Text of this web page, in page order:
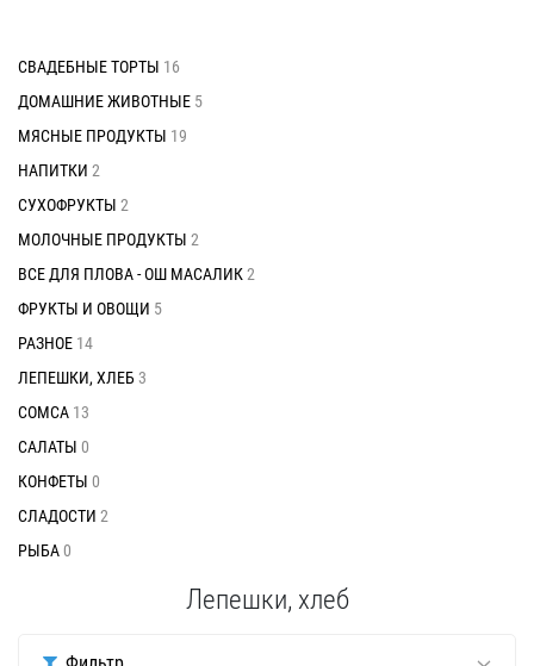
СВАДЕБНЫЕ ТОРТЫ 16
ДОМАШНИЕ ЖИВОТНЫЕ 5
МЯСНЫЕ ПРОДУКТЫ 19
НАПИТКИ 2
СУХОФРУКТЫ 2
МОЛОЧНЫЕ ПРОДУКТЫ 2
ВСЕ ДЛЯ ПЛОВА - ОШ МАСАЛИК2
ФРУКТЫ И ОВОЩИ 5
РАЗНОЕ 14
ЛЕПЕШКИ, ХЛЕБ 3
СОМСА 13
САЛАТЫ 0
КОНФЕТЫ 0
СЛАДОСТИ 2
РЫБА0
Лепешки, хлеб